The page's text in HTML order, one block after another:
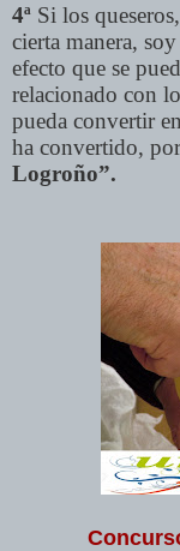
4ª Si los
cierta manera,
efecto que se
relacionado con
pueda convertir
ha convertido,
Logroño”.